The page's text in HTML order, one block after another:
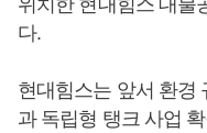
다.
현대힘스는 앞서 환경
과 독립형 탱크 사업